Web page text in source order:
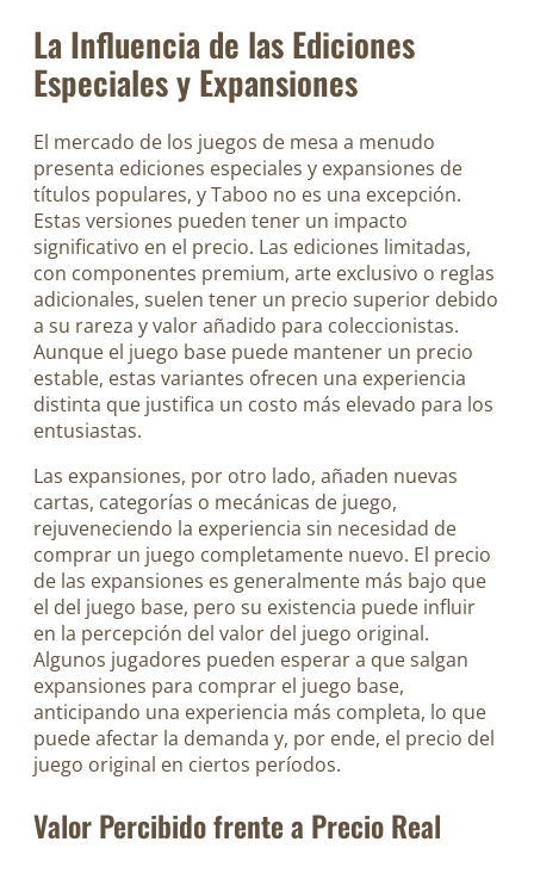
La Influencia de las Ediciones
Especiales y Expansiones
El mercado de los juegos de mesa a menudo
presenta ediciones especiales y expansiones de
títulos populares, y Taboo no es una excepción.
Estas versiones pueden tener un impacto
significativo en el precio. Las ediciones limitadas,
con componentes premium, arte exclusivo o reglas
adicionales, suelen tener un precio superior debido
a su rareza y valor añadido para coleccionistas.
Aunque el juego base puede mantener un precio
estable, estas variantes ofrecen una experiencia
distinta que justifica un costo más elevado para los
entusiastas.
Las expansiones, por otro lado, añaden nuevas
cartas, categorías o mecánicas de juego,
rejuveneciendo la experiencia sin necesidad de
comprar un juego completamente nuevo. El precio
de las expansiones es generalmente más bajo que
el del juego base, pero su existencia puede influir
en la percepción del valor del juego original.
Algunos jugadores pueden esperar a que salgan
expansiones para comprar el juego base,
anticipando una experiencia más completa, lo que
puede afectar la demanda y, por ende, el precio del
juego original en ciertos períodos.
Valor Percibido frente a Precio Real